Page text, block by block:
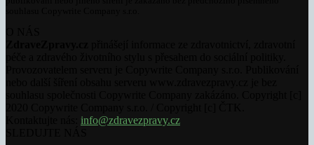
info@zdravezpravy.cz